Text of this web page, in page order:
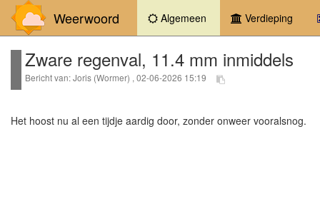
Weerwoord Algemeen (current)Verdieping
Zware regenval, 11.4 mm inmiddels
Bericht van: Joris (Wormer) , 02-06-2026 15:19
Het hoost nu al een tijdje aardig door, zonder onweer vooralsnog.